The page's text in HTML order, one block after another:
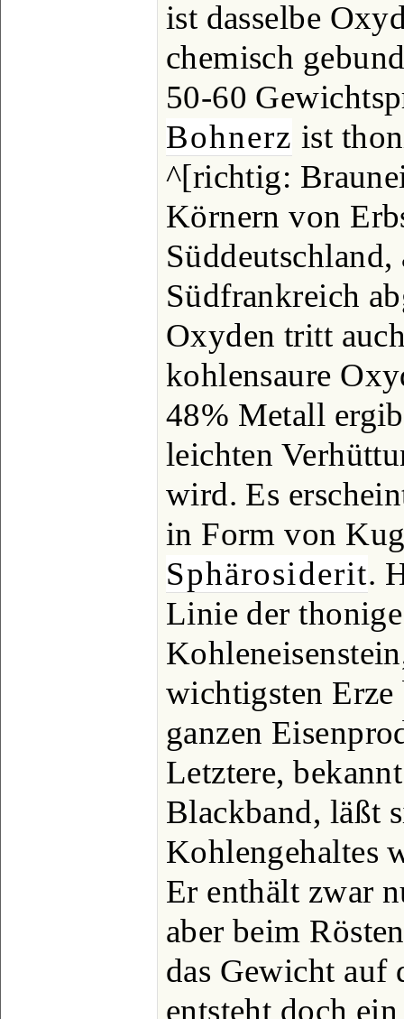
ist dasselbe
chemisch
50-60
Bohnerz ist
^[richtig:
Körnern von
Südfrankreich
Oxyden tritt
kohlensaure
48% Metall
leichten
wird. Es
in Form von
Sphärosiderit.
Linie der
wichtigsten
ganzen
Letztere,
Blackband, läßt
Kohlengehaltes
Er enthält zwar
aber beim
das Gewicht auf
entsteht doch